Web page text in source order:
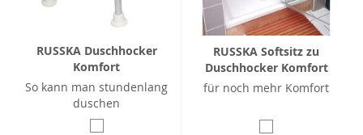
RUSSKA Duschhocker
Komfort
So kann man stundenlang
duschen
RUSSKA Softsitz zu
Duschhocker Komfort
für noch mehr Komfort